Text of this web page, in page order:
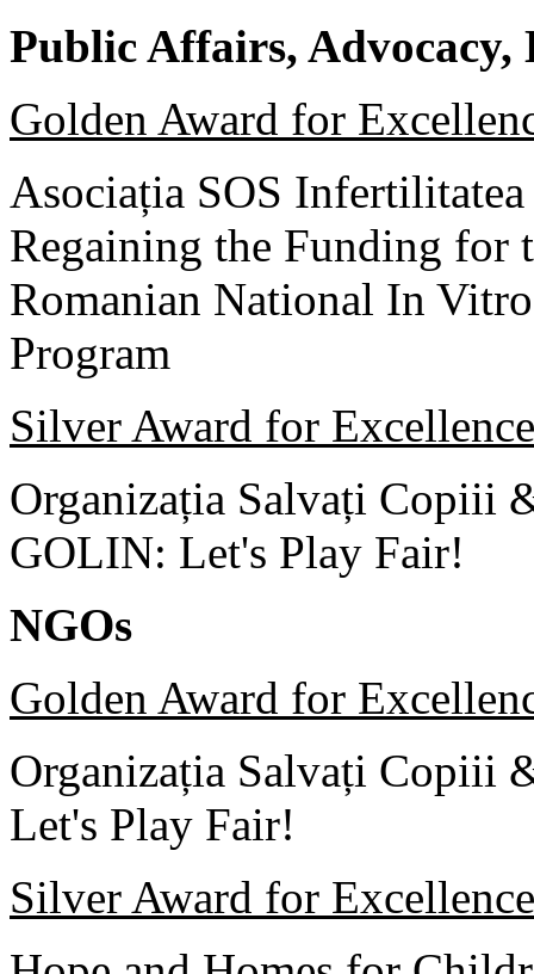
Public Affairs, Advocacy,
Golden Award for
Asociația SOS
Regaining the Funding for
Romanian National In
Program
Silver Award for Excellence
Organizația Salvați Copiii
GOLIN: Let's Play Fair!
NGOs
Golden Award for
Organizația Salvați Copiii
Let's Play Fair!
Silver Award for Excellence